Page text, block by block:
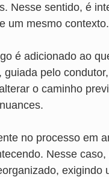
Nesse sentido, é
um mesmo contexto.
é adicionado ao
pelo
o caminho
no processo em
Nesse
exigindo